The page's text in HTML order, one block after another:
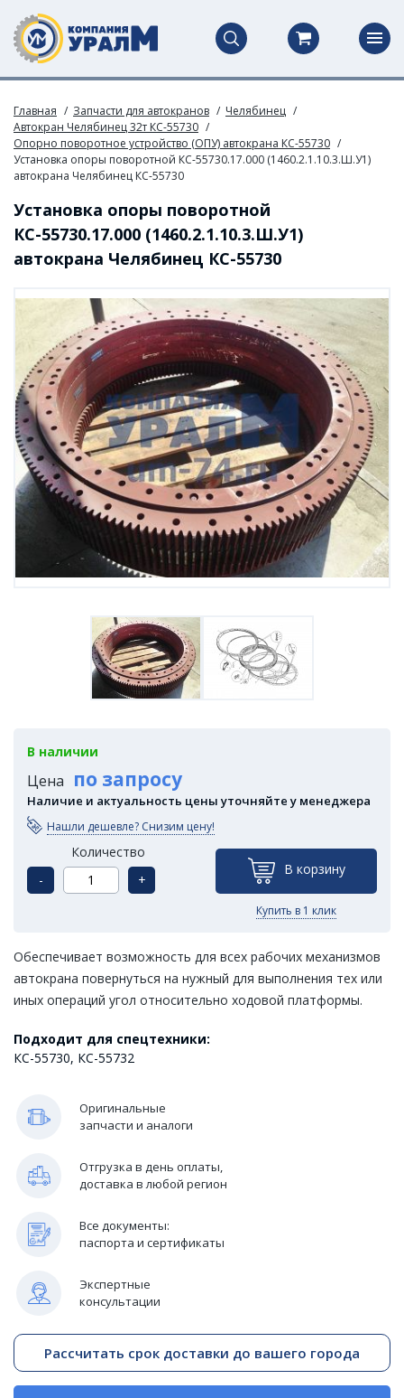
Главная Запчасти для автокранов
Челябинец
Автокран Челябинец 32т КС-55730
Опорно поворотное устройство (ОПУ) автокрана КС-55730
Установка опоры поворотной КС-55730.17.000 (1460.2.1.10.3.Ш.У1)
автокрана Челябинец КС-55730
Установка опоры поворотной
КС-55730.17.000 (1460.2.1.10.3.Ш.У1)
автокрана Челябинец КС-55730
В наличии
Цена по запросу
Наличие и актуальность цены уточняйте у менеджера
Нашли дешевле? Снизим цену!
Количество
-
+
В корзину
Купить в 1 клик
Обеспечивает возможность для всех рабочих механизмов
автокрана повернуться на нужный для выполнения тех или
иных операций угол относительно ходовой платформы.
Подходит для спецтехники:
КС-55730, КС-55732
Оригинальные
запчасти и аналоги
Отгрузка в день оплаты,
доставка в любой регион
Все документы:
паспорта и сертификаты
Экспертные
консультации
Рассчитать срок доставки до вашего города